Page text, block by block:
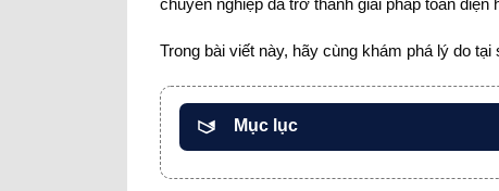
Trong bài viết này, hãy cùng khám phá lý do
Mục lục